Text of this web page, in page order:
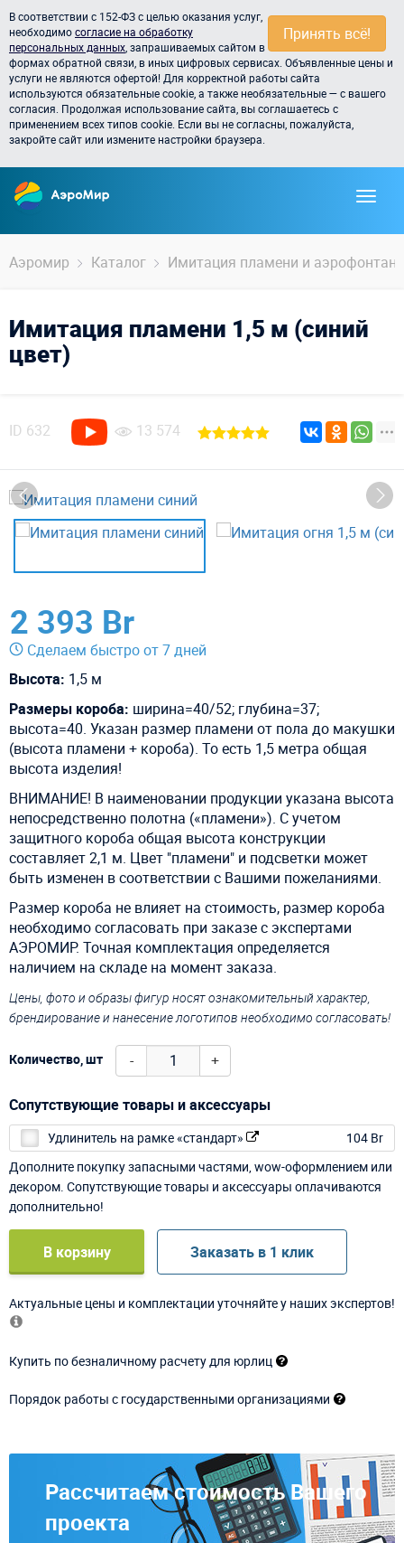
Принять всё!
В соответствии с 152-ФЗ с целью оказания услуг,
необходимосогласие на обработку
персональных данных , запрашиваемых сайтом в
формах обратной связи, в иных цифровых сервисах. Объявленные цены и
услуги не являются офертой! Для корректной работы сайта
используются обязательные cookie, а также необязательные — с вашего
согласия. Продолжая использование сайта, вы соглашаетесь с
применением всех типов cookie. Если вы не согласны, пожалуйста,
закройте сайт или измените настройки браузера.
Аэромир Каталог Имитация пламени и
Имитация пламени 1,5 м (синий
цвет)
ID 632 13 574
2 393 Br
Сделаем быстро от 7 дней
Высота: 1,5 м
Размеры короба: ширина=40/52; глубина=37;
высота=40. Указан размер пламени от пола до макушки
(высота пламени + короба). То есть 1,5 метра общая
высота изделия!
ВНИМАНИЕ! В наименовании продукции указана высота
непосредственно полотна («пламени»). С учетом
защитного короба общая высота конструкции
составляет 2,1 м. Цвет "пламени" и подсветки может
быть изменен в соответствии с Вашими пожеланиями.
Размер короба не влияет на стоимость, размер короба
необходимо согласовать при заказе с экспертами
АЭРОМИР. Точная комплектация определяется
наличием на складе на момент заказа.
Цены, фото и образы фигур носят ознакомительный характер,
брендирование и нанесение логотипов необходимо согласовать!
Количество, шт - +
Сопутствующие товары и аксессуары
Удлинитель на рамке «стандарт»
104 Br
Дополните покупку запасными частями, wow-оформлением или
декором. Сопутствующие товары и аксессуары оплачиваются
дополнительно!
В корзину Заказать в 1 клик
Актуальные цены и комплектации уточняйте у наших экспертов!
Купить по безналичному расчету для юрлиц
Порядок работы с государственными организациями
Рассчитаем стоимость Вашего
проекта